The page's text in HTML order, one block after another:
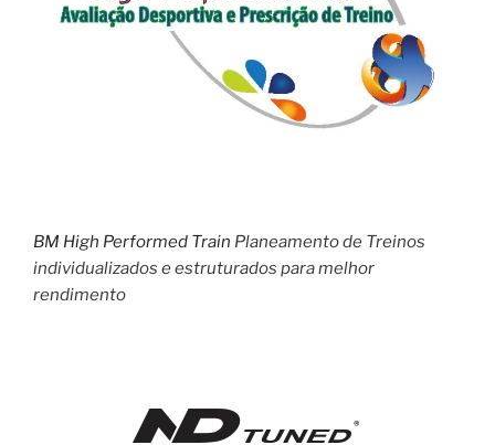
BM High Performed Train Planeamento de Treinos
individualizados e estruturados para melhor
rendimento